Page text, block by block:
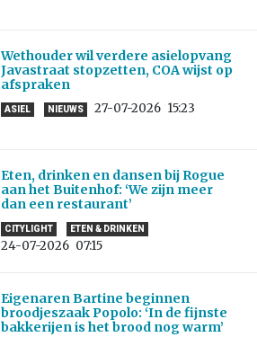
Wethouder wil verdere asielopvang
Javastraat stopzetten, COA wijst op
afspraken
ASIEL NIEUWS 27-07-2026 15:23
Eten, drinken en dansen bij Rogue
aan het Buitenhof: ‘We zijn meer
dan een restaurant’
CITYLIGHT ETEN & DRINKEN
24-07-2026 07:15
Eigenaren Bartine beginnen
broodjeszaak Popolo: ‘In de fijnste
bakkerijen is het brood nog warm’